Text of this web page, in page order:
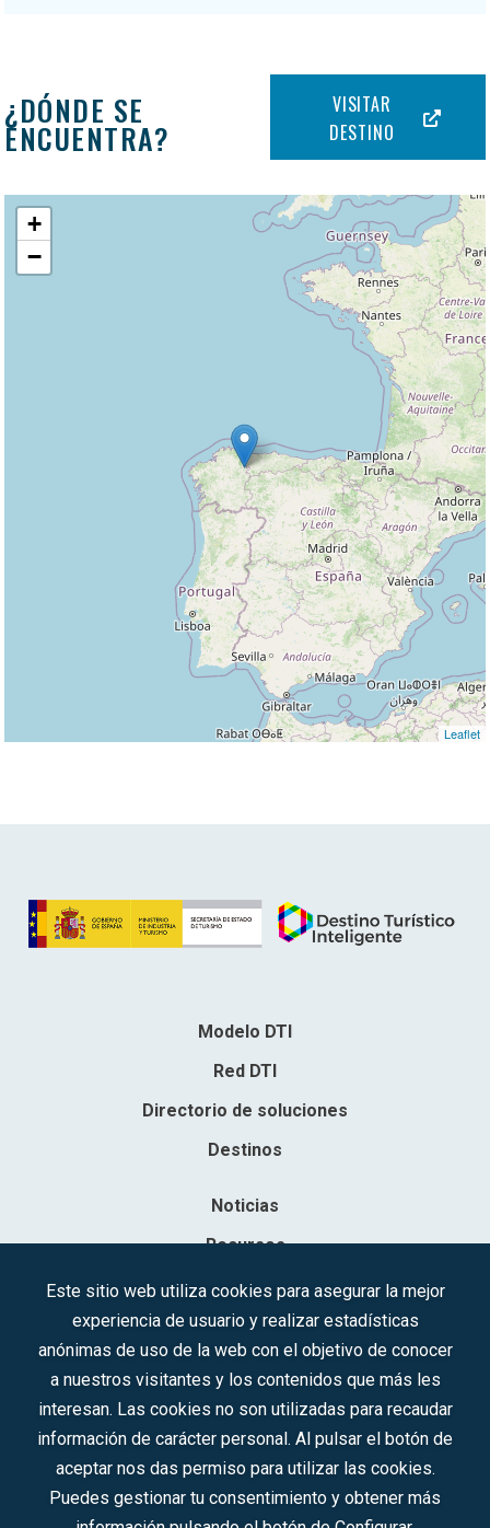
¿DÓNDE SE
ENCUENTRA?
VISITAR
DESTINO
+
−
Leaflet
Modelo DTI
Red DTI
Directorio de soluciones
Destinos
Noticias
Recursos
Contacto
Sociedad Mercantil Estatal para la Gestión de la Innovación y las
Inscrita en el R.M. de Madrid, T, 12593, Se. 8, F. 129, H. 201.307.
C.I.F.: A-81/874.984
Síguenos en redes sociales:
Este sitio web utiliza cookies para asegurar la mejor
experiencia de usuario y realizar estadísticas
anónimas de uso de la web con el objetivo de conocer
a nuestros visitantes y los contenidos que más les
interesan. Las cookies no son utilizadas para recaudar
información de carácter personal. Al pulsar el botón de
aceptar nos das permiso para utilizar las cookies.
Puedes gestionar tu consentimiento y obtener más